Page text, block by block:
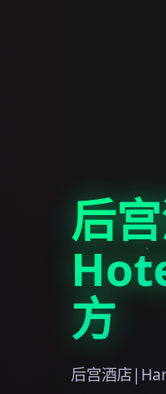
后
方
后宫酒店